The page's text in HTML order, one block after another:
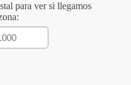
para ver si llegamos